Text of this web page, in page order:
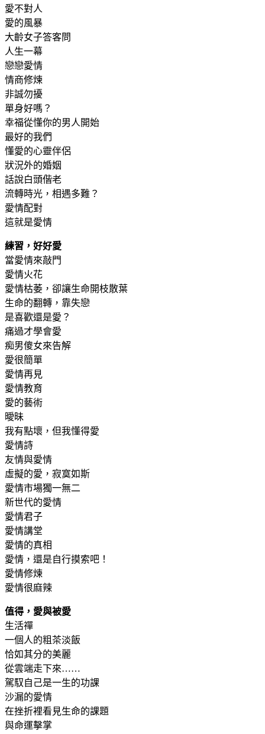
愛不對人
愛的風暴
大齡女子答客問
人生一幕
戀戀愛情
情商修煉
非誠勿擾
單身好嗎？
幸福從懂你的男人開始
最好的我們
懂愛的心靈伴侶
狀況外的婚姻
話說白頭偕老
流轉時光，相遇多難？
愛情配對
這就是愛情
練習，好好愛
當愛情來敲門
愛情火花
愛情枯萎，卻讓生命開枝散葉
生命的翻轉，靠失戀
是喜歡還是愛？
痛過才學會愛
痴男傻女來告解
愛很簡單
愛情再見
愛情教育
愛的藝術
曖昧
我有點壞，但我懂得愛
愛情詩
友情與愛情
虛擬的愛，寂寞如斯
愛情市場獨一無二
新世代的愛情
愛情君子
愛情講堂
愛情的真相
愛情，還是自行摸索吧！
愛情修煉
愛情很麻辣
值得，愛與被愛
生活禪
一個人的粗茶淡飯
恰如其分的美麗
從雲端走下來……
駕馭自己是一生的功課
沙漏的愛情
在挫折裡看見生命的課題
與命運擊掌